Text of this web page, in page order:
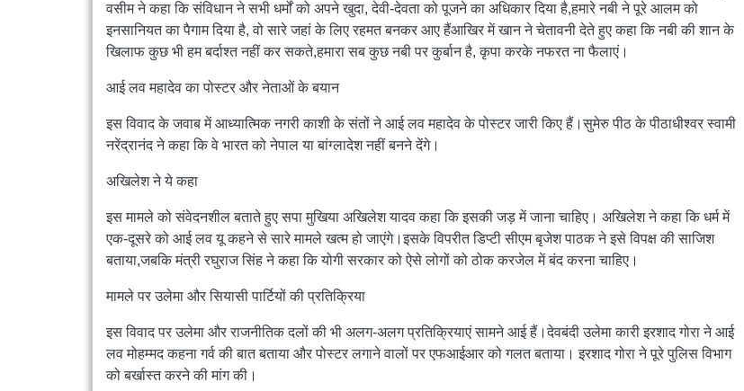
वसीम ने कहा कि संविधान ने सभी धर्मों को अपने खुदा, देवी-देवता को पूजने का अधिकार दिया है,हमारे नबी ने पूरे आलम को
इनसानियत का पैगाम दिया है, वो सारे जहां के लिए रहमत बनकर आए हैंआखिर में खान ने चेतावनी देते हुए कहा कि नबी की शान के
खिलाफ कुछ भी हम बर्दाश्त नहीं कर सकते,हमारा सब कुछ नबी पर कुर्बान है, कृपा करके नफरत ना फैलाएं।
आई लव महादेव का पोस्टर और नेताओं के बयान
इस विवाद के जवाब में आध्यात्मिक नगरी काशी के संतों ने आई लव महादेव के पोस्टर जारी किए हैं।सुमेरु पीठ के पीठाधीश्वर स्वामी
नरेंद्रानंद ने कहा कि वे भारत को नेपाल या बांग्लादेश नहीं बनने देंगे।
अखिलेश ने ये कहा
इस मामले को संवेदनशील बताते हुए सपा मुखिया अखिलेश यादव कहा कि इसकी जड़ में जाना चाहिए। अखिलेश ने कहा कि धर्म में
एक-दूसरे को आई लव यू कहने से सारे मामले खत्म हो जाएंगे।इसके विपरीत डिप्टी सीएम बृजेश पाठक ने इसे विपक्ष की साजिश
बताया,जबकि मंत्री रघुराज सिंह ने कहा कि योगी सरकार को ऐसे लोगों को ठोक कर‌जेल में बंद करना चाहिए।
मामले पर उलेमा और सियासी पार्टियों की प्रतिक्रिया
इस विवाद पर उलेमा और राजनीतिक दलों की भी अलग-अलग प्रतिक्रियाएं सामने आई हैं।देवबंदी उलेमा कारी इरशाद गोरा ने आई
लव मोहम्मद कहना गर्व की बात बताया और पोस्टर लगाने वालों पर एफआईआर को गलत बताया। इरशाद गोरा ने पूरे पुलिस विभाग
को बर्खास्त करने की मांग की।